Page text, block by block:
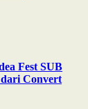
Fest SUB
Convert